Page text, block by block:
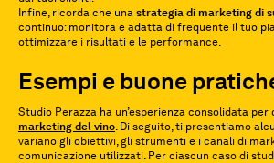
Infine, ricorda che una strategia di marketing di
continuo: monitora e adatta di frequente il tuo
ottimizzare i risultati e le performance.
Esempi e buone
Studio Perazza ha un’esperienza consolidata
marketing del vino. Di seguito, ti presentiamo
variano gli obiettivi, gli strumenti e i canali di
comunicazione utilizzati. Per ciascun caso di